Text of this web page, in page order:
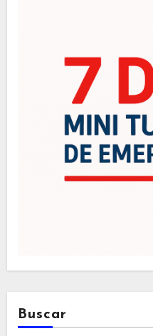
Buscar